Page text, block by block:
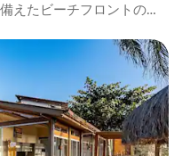
えたビーチフロントのペ